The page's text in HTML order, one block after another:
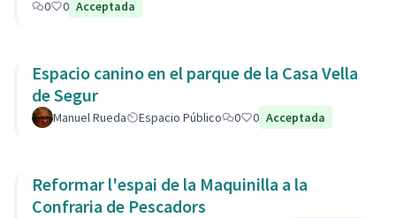
0
0 Acceptada
Espacio canino en el parque de la Casa Vella
de Segur
Manuel Rueda Espacio Público 0 0 Acceptada
Reformar l'espai de la Maquinilla a la
Confraria de Pescadors